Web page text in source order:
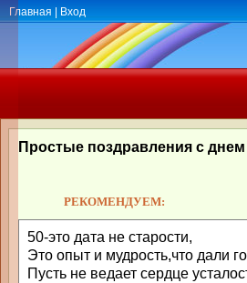
Главная Вход
Простые поздравления с
РЕКОМЕНДУЕМ:
50-это дата не старости,
Это опыт и мудрость,что дали
Пусть не ведает сердце